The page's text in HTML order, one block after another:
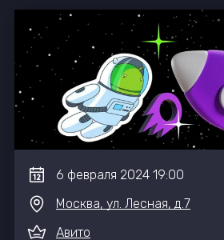
6 февраля 2024 19:00
Москва, ул. Лесная, д.7
Авито